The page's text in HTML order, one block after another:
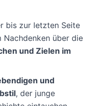
bis zur letzten Seite
über die
und Zielen im
und
, der junge